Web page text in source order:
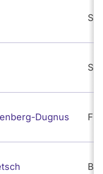
Dugnus